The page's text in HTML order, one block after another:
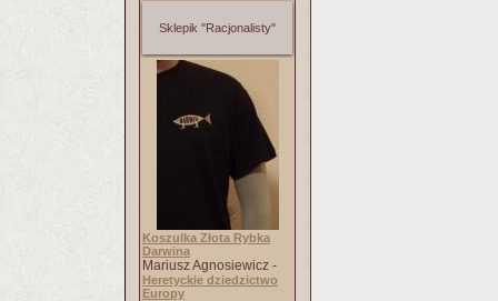
Sklepik "Racjonalisty"
Koszulka Złota Rybka
Darwina
Mariusz Agnosiewicz -
Heretyckie dziedzictwo
Europy